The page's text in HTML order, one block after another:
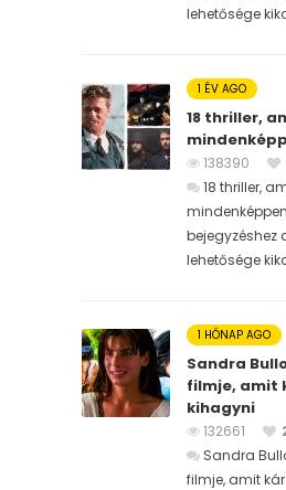
lehetősége
1 ÉV AGO
18 thriller,
138390
18 thriller,
bejegyzéshez
lehetősége
1 HÓNAP AGO
Sandra
filmje, amit
kihagyni
132661
Sandra
filmje, amit